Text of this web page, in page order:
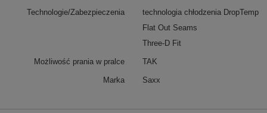
Technologie/Zabezpieczenia
technologia chłodzenia DropTemp
Flat Out Seams
Three-D Fit
Możliwość prania w pralce TAK
Marka Saxx